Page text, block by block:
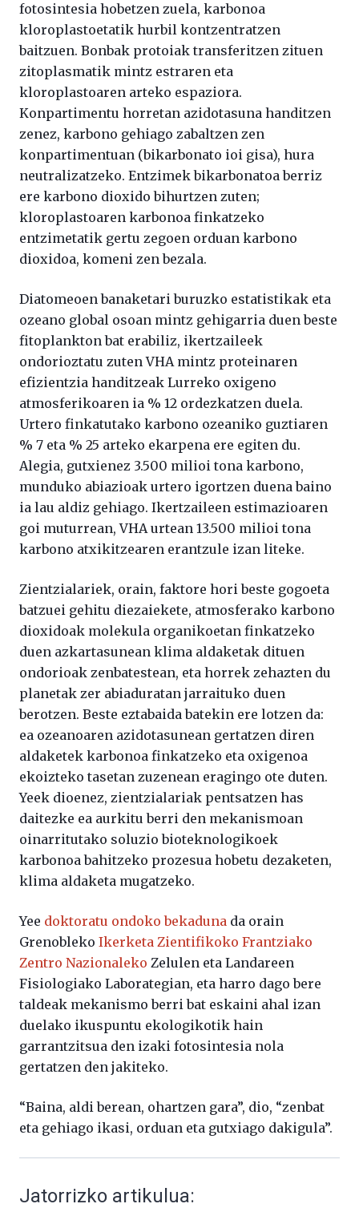
fotosintesia hobetzen zuela, karbonoa
kloroplastoetatik hurbil kontzentratzen
baitzuen. Bonbak protoiak transferitzen zituen
zitoplasmatik mintz estraren eta
kloroplastoaren arteko espaziora.
Konpartimentu horretan azidotasuna handitzen
zenez, karbono gehiago zabaltzen zen
konpartimentuan (bikarbonato ioi gisa), hura
neutralizatzeko. Entzimek bikarbonatoa berriz
ere karbono dioxido bihurtzen zuten;
kloroplastoaren karbonoa finkatzeko
entzimetatik gertu zegoen orduan karbono
dioxidoa, komeni zen bezala.
Diatomeoen banaketari buruzko estatistikak eta
ozeano global osoan mintz gehigarria duen beste
fitoplankton bat erabiliz, ikertzaileek
ondorioztatu zuten VHA mintz proteinaren
efizientzia handitzeak Lurreko oxigeno
atmosferikoaren ia % 12 ordezkatzen duela.
Urtero finkatutako karbono ozeaniko guztiaren
% 7 eta % 25 arteko ekarpena ere egiten du.
Alegia, gutxienez 3.500 milioi tona karbono,
munduko abiazioak urtero igortzen duena baino
ia lau aldiz gehiago. Ikertzaileen estimazioaren
goi muturrean, VHA urtean 13.500 milioi tona
karbono atxikitzearen erantzule izan liteke.
Zientzialariek, orain, faktore hori beste gogoeta
batzuei gehitu diezaiekete, atmosferako karbono
dioxidoak molekula organikoetan finkatzeko
duen azkartasunean klima aldaketak dituen
ondorioak zenbatestean, eta horrek zehazten du
planetak zer abiaduratan jarraituko duen
berotzen. Beste eztabaida batekin ere lotzen da:
ea ozeanoaren azidotasunean gertatzen diren
aldaketek karbonoa finkatzeko eta oxigenoa
ekoizteko tasetan zuzenean eragingo ote duten.
Yeek dioenez, zientzialariak pentsatzen has
daitezke ea aurkitu berri den mekanismoan
oinarritutako soluzio bioteknologikoek
karbonoa bahitzeko prozesua hobetu dezaketen,
klima aldaketa mugatzeko.
Yee doktoratu ondoko bekaduna da orain
Grenobleko Ikerketa Zientifikoko Frantziako
Zentro Nazionaleko Zelulen eta Landareen
Fisiologiako Laborategian, eta harro dago bere
taldeak mekanismo berri bat eskaini ahal izan
duelako ikuspuntu ekologikotik hain
garrantzitsua den izaki fotosintesia nola
gertatzen den jakiteko.
“Baina, aldi berean, ohartzen gara”, dio, “zenbat
eta gehiago ikasi, orduan eta gutxiago dakigula”.
Jatorrizko artikulua: